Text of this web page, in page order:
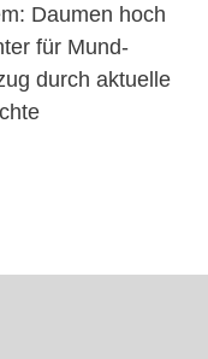
Daumen hoch
für Mund-
durch aktuelle